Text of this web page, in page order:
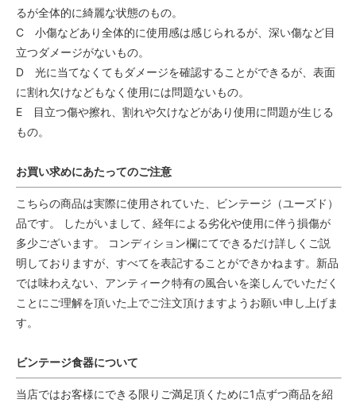
るが全体的に綺麗な状態のもの。
C 小傷などあり全体的に使用感は感じられるが、深い傷など目
立つダメージがないもの。
D 光に当てなくてもダメージを確認することができるが、表面
に割れ欠けなどもなく使用には問題ないもの。
E 目立つ傷や擦れ、割れや欠けなどがあり使用に問題が生じる
もの。
お買い求めにあたってのご注意
こちらの商品は実際に使用されていた、ビンテージ（ユーズド）
品です。 したがいまして、経年による劣化や使用に伴う損傷が
多少ございます。 コンディション欄にてできるだけ詳しくご説
明しておりますが、すべてを表記することができかねます。新品
では味わえない、アンティーク特有の風合いを楽しんでいただく
ことにご理解を頂いた上でご注文頂けますようお願い申し上げま
す。
ビンテージ食器について
当店ではお客様にできる限りご満足頂くために1点ずつ商品を紹